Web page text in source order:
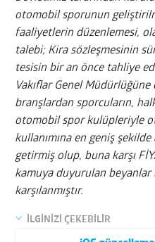
otomobil sporunun
faaliyetlerin düzenlemesi,
talebi; Kira sözleşmesinin
tesisin bir an önce tahliye
Vakıflar Genel
branşlardan sporcuların,
otomobil spor kulüpleriyle
kullanımına en geniş
getirmiş olup, buna karşı
kamuya duyurulan
karşılanmıştır.
İLGİNİZİ ÇEKEBİLİR